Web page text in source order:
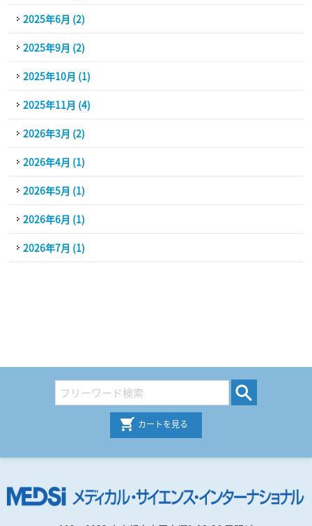
2025年6月 (2)
2025年9月 (2)
2025年10月 (1)
2025年11月 (4)
2026年3月 (2)
2026年4月 (1)
2026年5月 (1)
2026年6月 (1)
2026年7月 (1)
カートを見る